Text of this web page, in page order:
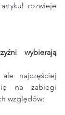
rozwieje
wybierają
najczęściej
na zabiegi
względów: